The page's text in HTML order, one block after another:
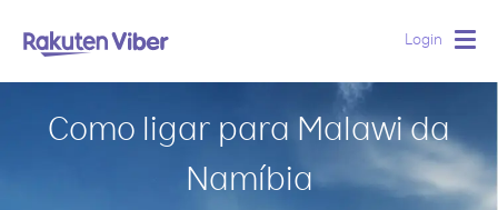
Login
Como ligar para Malawi da
Namíbia